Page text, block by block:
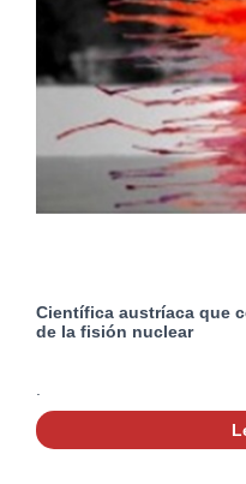
Científica austríaca que
de la fisión nuclear